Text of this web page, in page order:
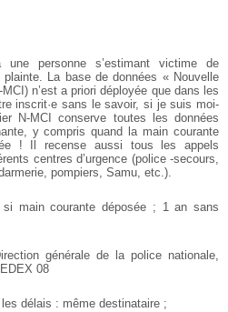
personne s’estimant victime de
La base de données « Nouvelle
n’est a priori déployée que dans les
inscrit·e sans le savoir, si je suis moi-
N-MCI conserve toutes les données
y compris quand la main courante
! Il recense aussi tous les appels
centres d’urgence (police -secours,
pompiers, Samu, etc.).
main courante déposée ; 1 an sans
générale de la police nationale,
08
délais : même destinataire ;